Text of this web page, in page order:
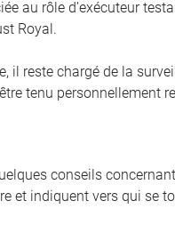
au rôle d’exécuteur
Royal.
il reste chargé de la
tenu personnellement
conseils
et indiquent vers qui se